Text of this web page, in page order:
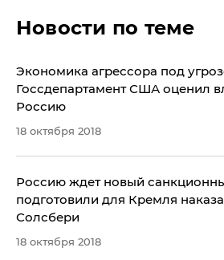
Новости по теме
Экономика агрессора под
Госсдепартамент США оценил
Россию
18 октября 2018
​Россию ждет новый
подготовили для Кремля
Солсбери
18 октября 2018